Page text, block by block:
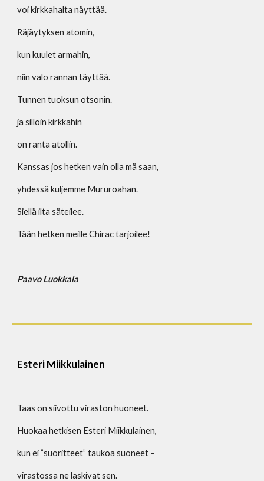
voi kirkkahalta näyttää.
Räjäytyksen atomin,
kun kuulet armahin,
niin valo rannan täyttää.
Tunnen tuoksun otsonin.
ja silloin kirkkahin
on ranta atollin.
Kanssas jos hetken vain olla mä saan,
yhdessä kuljemme Mururoahan.
Siellä ilta säteilee.
Tään hetken meille Chirac tarjoilee!
Paavo Luokkala
Esteri Miikkulainen
Taas on siivottu viraston huoneet.
Huokaa hetkisen Esteri Miikkulainen,
kun ei ”suoritteet” taukoa suoneet –
virastossa ne laskivat sen.